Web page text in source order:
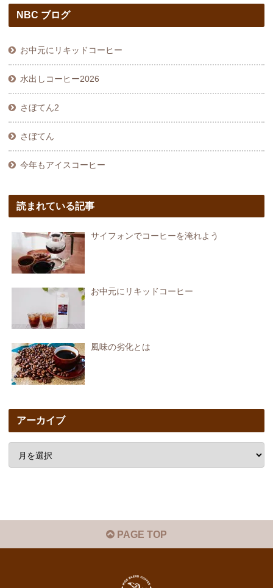
NBC ブログ
お中元にリキッドコーヒー
水出しコーヒー2026
さぼてん2
さぼてん
今年もアイスコーヒー
読まれている記事
サイフォンでコーヒーを淹れよう
お中元にリキッドコーヒー
風味の劣化とは
アーカイブ
PAGE TOP